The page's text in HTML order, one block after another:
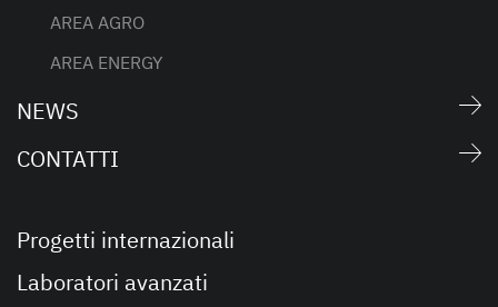
AREA AGRO
AREA ENERGY
NEWS
CONTATTI
Progetti internazionali
Laboratori avanzati